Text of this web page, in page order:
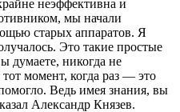
неэффективна и
мы начали
старых аппаратов. Я
Это такие простые
думаете, никогда не
момент, когда раз — это
Ведь имея знания, вы
Александр Князев.